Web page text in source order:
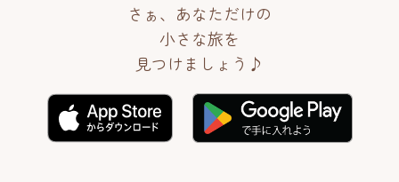
さぁ、あなただけの
小さな旅を
見つけましょう♪